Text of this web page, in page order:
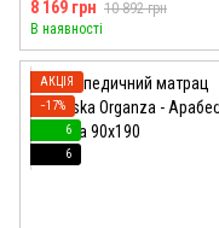
8 169 грн 10 892 грн
В наявності
АКЦІЯ
−17%
6
6